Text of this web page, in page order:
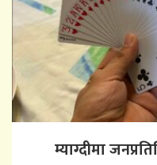
म्याग्दीमा